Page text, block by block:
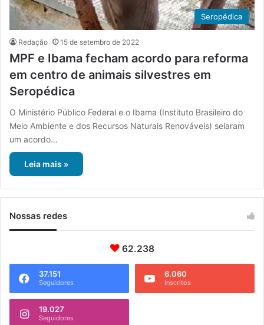
Seropédica
Redação 15 de setembro de 2022
MPF e Ibama fecham acordo para reforma
em centro de animais silvestres em
Seropédica
O Ministério Público Federal e o Ibama (Instituto Brasileiro do
Meio Ambiente e dos Recursos Naturais Renováveis) selaram
um acordo…
Leia mais »
Nossas redes
62.238
37.151
Seguidores
6.060
Inscritos
19.027
Seguidores